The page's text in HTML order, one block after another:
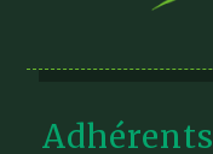
Adhérents